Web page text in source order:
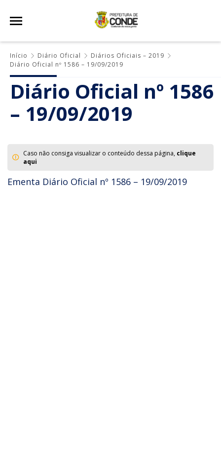
Início Diário Oficial
Diários Oficiais – 2019
Diário Oficial nº 1586 – 19/09/2019
Diário Oficial nº 1586
– 19/09/2019
Caso não consiga visualizar o conteúdo dessa página, clique
aqui
Ementa Diário Oficial nº 1586 – 19/09/2019